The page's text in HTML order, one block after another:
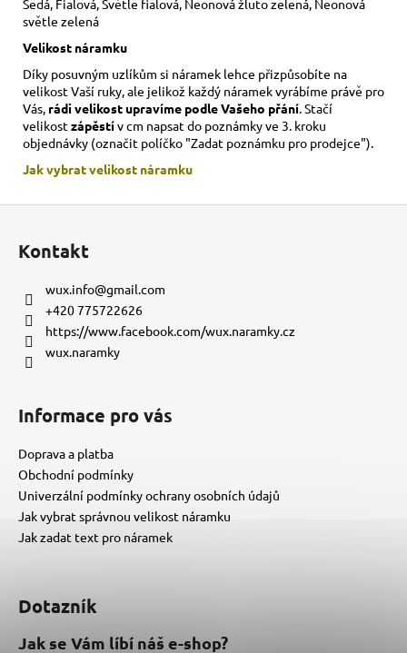
světle zelená
Velikost náramku
Díky posuvným uzlíkům si náramek lehce přizpůsobíte na
velikost Vaší ruky, ale jelikož každý náramek vyrábíme právě pro
Vás, rádi velikost upravíme podle Vašeho přání . Stačí
velikostzápěstív cm napsat do poznámky ve 3. kroku
objednávky (označit políčko "Zadat poznámku pro prodejce").
Jak vybrat velikost náramku
Kontakt
wux.info@gmail.com
+420 775722626
https://www.facebook.com/wux.naramky.cz
wux.naramky
Informace pro vás
Doprava a platba
Obchodní podmínky
Univerzální podmínky ochrany osobních údajů
Jak vybrat správnou velikost náramku
Jak zadat text pro náramek
Dotazník
Jak se Vám líbí náš e-shop?